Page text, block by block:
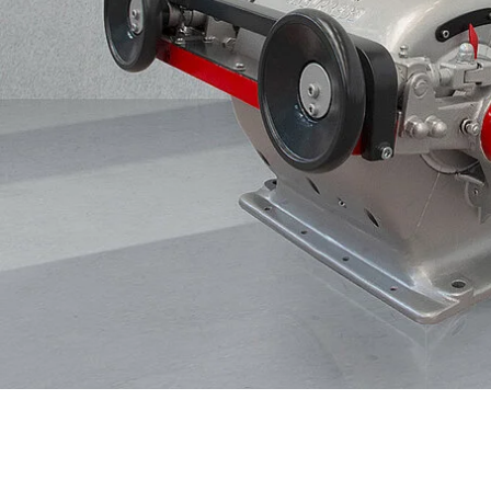
Data Center Solutions
Rührreibschweißen
Verfahrenstechnik
Historie
News & Presse
Messen & Events
Gesundheit und Wohlbefinden
Entwicklung und Qualifizierung
Mitarbeiterstories
Weltweit arbeiten